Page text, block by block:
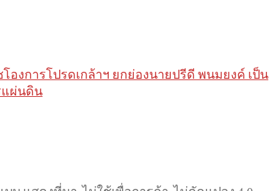
งการโปรดเกล้าฯ ยกย่องนายปรีดี พนมยงค์ เป็น
แผ่นดิน